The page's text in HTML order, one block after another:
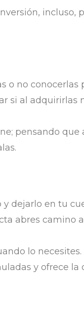
incluso,
o no
si al adquirirlas
pensando que
dejarlo en tu
abres camino
lo necesites.
y ofrece la